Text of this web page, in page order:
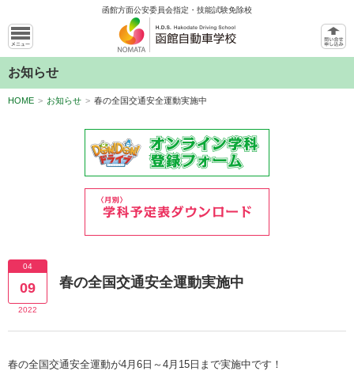
函館方面公安委員会指定・技能試験免除校
お知らせ
HOME > お知らせ > 春の全国交通安全運動実施中
04
09
2022
春の全国交通安全運動実施中
春の全国交通安全運動が4月6日～4月15日まで実施中です！